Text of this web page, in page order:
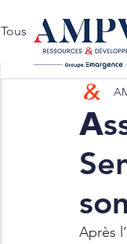
Tous les posts
Après